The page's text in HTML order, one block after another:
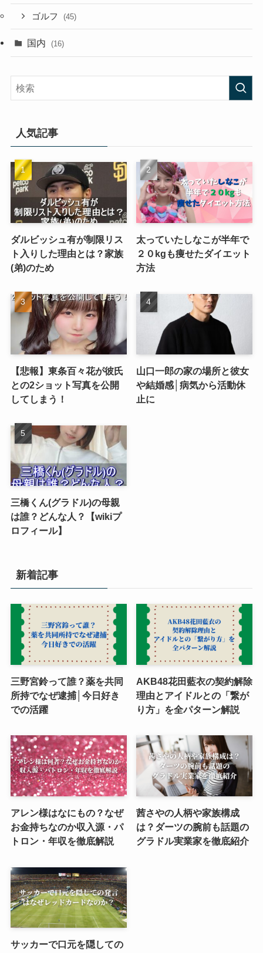
ゴルフ (45)
国内 (16)
人気記事
ダルビッシュ有が制限リス
ト入りした理由とは？家族
(弟)のため
太っていたしなこが半年で
２０kgも痩せたダイエット
方法
【悲報】東条百々花が彼氏
との2ショット写真を公開
してしまう！
山口一郎の家の場所と彼女
や結婚感│病気から活動休
止に
三橋くん(グラドル)の母親
は誰？どんな人？【wikiプ
ロフィール】
新着記事
三野宮鈴って誰？薬を共同
所持でなぜ逮捕│今日好き
での活躍
AKB48花田藍衣の契約解除
理由とアイドルとの「繋が
り方」を全パターン解説
アレン様はなにもの？なぜ
お金持ちなのか収入源・パ
トロン・年収を徹底解説
茜さやの人柄や家族構成
は？ダーツの腕前も話題の
グラドル実業家を徹底紹介
サッカーで口元を隠しての